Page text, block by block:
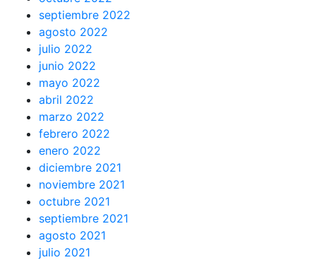
septiembre 2022
agosto 2022
julio 2022
junio 2022
mayo 2022
abril 2022
marzo 2022
febrero 2022
enero 2022
diciembre 2021
noviembre 2021
octubre 2021
septiembre 2021
agosto 2021
julio 2021